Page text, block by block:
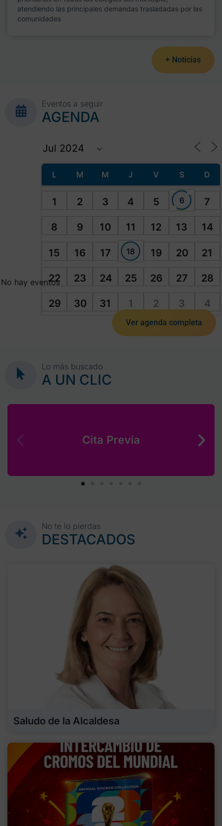
atendiendo las principales demandas trasladadas por las
comunidades
+ Noticias
Eventos a seguir
AGENDA
L M M J V S D
1 2 3 4 5 6 7
8 9 10 11 12 13 14
15 16 17 18 19 20 21
22 23 24 25 26 27 28
29 30 31 1 2 3 4
No hay eventos
Ver agenda completa
Lo más buscado
A UN CLIC
Cita Previa
No te lo pierdas
DESTACADOS
Saludo de la Alcaldesa